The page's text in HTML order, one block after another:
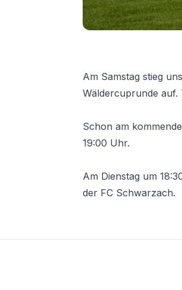
Am Samstag stieg
Wäldercuprunde auf.
Schon am
19:00 Uhr.
Am Dienstag um
der FC Schwarzach.